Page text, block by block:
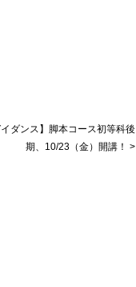
ダンス】脚本コース初等科後
期、10/23（金）開講！ >